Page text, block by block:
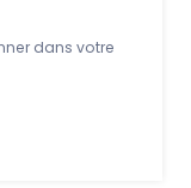
dans votre